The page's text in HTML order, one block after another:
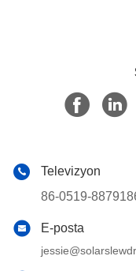
Televizyon
86-0519-
E-posta